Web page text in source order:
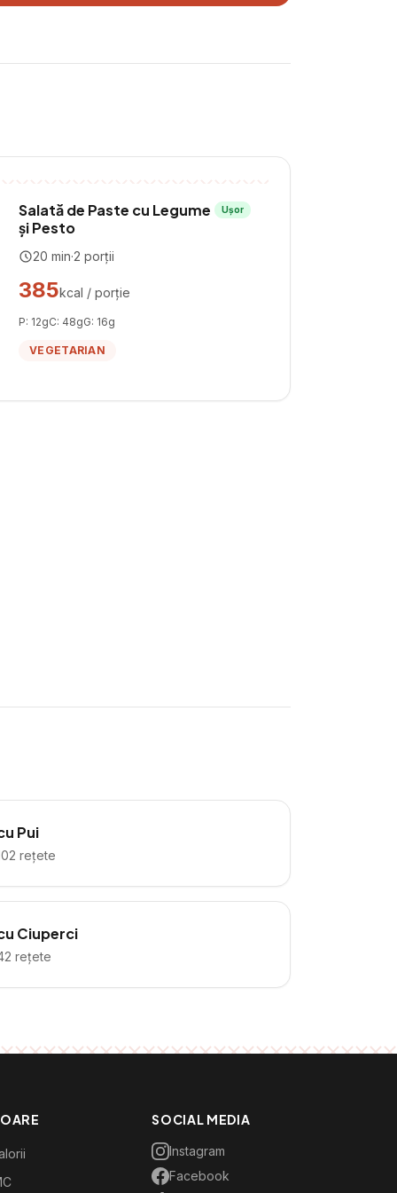
Salată de Paste cu Legume
și Pesto
Ușor
20 min·2 porții
385kcal / porție
P: 12gC: 48gG: 16g
VEGETARIAN
Pui
rețete
Ciuperci
rețete
SOCIAL MEDIA
Instagram
Facebook